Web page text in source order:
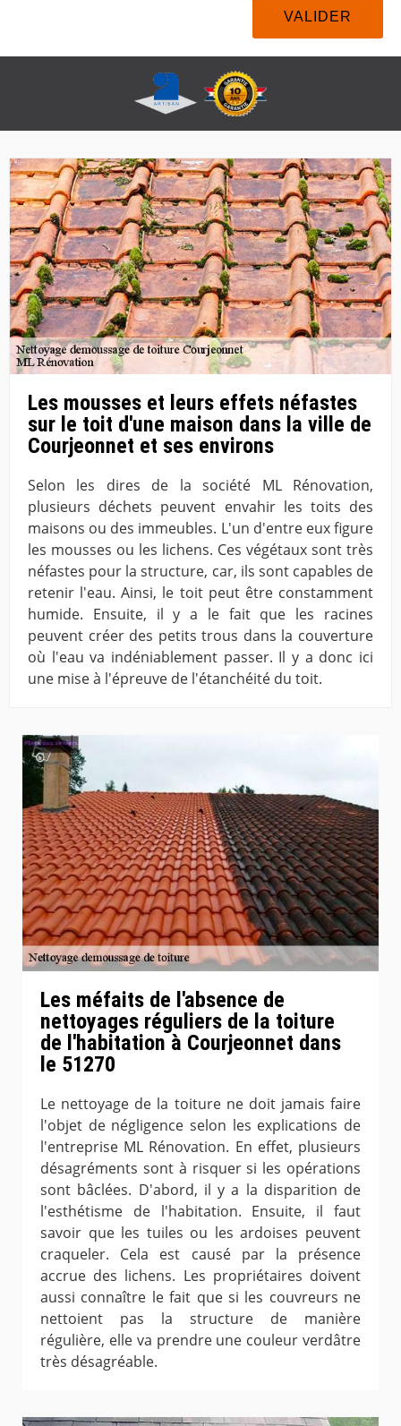
Les mousses et leurs effets néfastes
sur le toit d'une maison dans la ville de
Courjeonnet et ses environs
Selon les dires de la société ML Rénovation,
plusieurs déchets peuvent envahir les toits des
maisons ou des immeubles. L'un d'entre eux figure
les mousses ou les lichens. Ces végétaux sont très
néfastes pour la structure, car, ils sont capables de
retenir l'eau. Ainsi, le toit peut être constamment
humide. Ensuite, il y a le fait que les racines
peuvent créer des petits trous dans la couverture
où l'eau va indéniablement passer. Il y a donc ici
une mise à l'épreuve de l'étanchéité du toit.
Les méfaits de l'absence de
nettoyages réguliers de la toiture
de l'habitation à Courjeonnet dans
le 51270
Le nettoyage de la toiture ne doit jamais faire
l'objet de négligence selon les explications de
l'entreprise ML Rénovation. En effet, plusieurs
désagréments sont à risquer si les opérations
sont bâclées. D'abord, il y a la disparition de
l'esthétisme de l'habitation. Ensuite, il faut
savoir que les tuiles ou les ardoises peuvent
craqueler. Cela est causé par la présence
accrue des lichens. Les propriétaires doivent
aussi connaître le fait que si les couvreurs ne
nettoient pas la structure de manière
régulière, elle va prendre une couleur verdâtre
très désagréable.